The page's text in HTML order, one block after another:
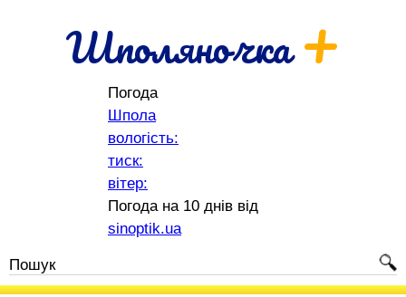
Шполяночка+
Погода
Шпола
вологість:
тиск:
вітер:
Погода на 10 днів від
sinoptik.ua